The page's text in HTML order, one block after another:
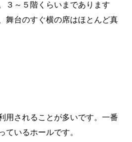
３～５階くらいまであります
舞台のすぐ横の席はほとんど真
用されることが多いです。一番
いるホールです。